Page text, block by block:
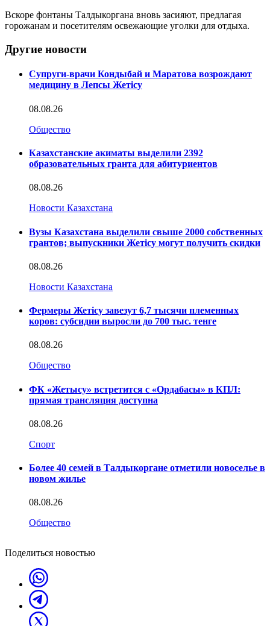
Вскоре фонтаны Талдыкоргана вновь засияют, предлагая
горожанам и посетителям освежающие уголки для отдыха.
Другие новости
Супруги-врачи Кондыбай и Маратова возрождают
медицину в Лепсы Жетісу
08.08.26
Общество
Казахстанские акиматы выделили 2392
образовательных гранта для абитуриентов
08.08.26
Новости Казахстана
Вузы Казахстана выделили свыше 2000 собственных
грантов; выпускники Жетісу могут получить скидки
08.08.26
Новости Казахстана
Фермеры Жетісу завезут 6,7 тысячи племенных
коров: субсидии выросли до 700 тыс. тенге
08.08.26
Общество
ФК «Жетысу» встретится с «Ордабасы» в КПЛ:
прямая трансляция доступна
08.08.26
Спорт
Более 40 семей в Талдыкоргане отметили новоселье в
новом жилье
08.08.26
Общество
Поделиться новостью